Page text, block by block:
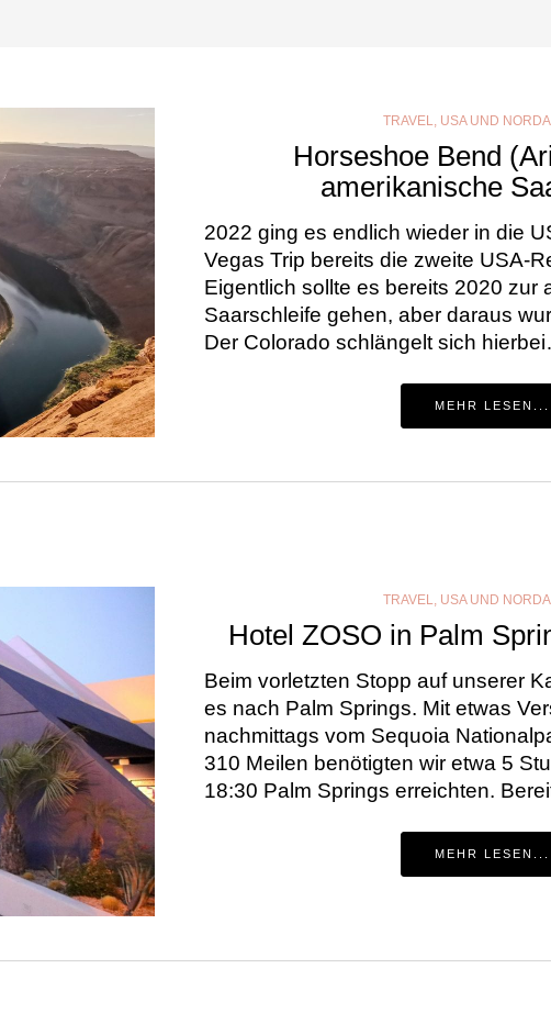
TRAVEL, USA UND
Horseshoe Bend
amerikanische
2022 ging es endlich wieder in die
Vegas Trip bereits die zweite USA-
Eigentlich sollte es bereits 2020 zur
Saarschleife gehen, aber daraus
Der Colorado schlängelt sich
MEHR LESEN...
TRAVEL, USA UND
Hotel ZOSO in Palm
Beim vorletzten Stopp auf unserer
es nach Palm Springs. Mit etwas
nachmittags vom Sequoia
310 Meilen benötigten wir etwa 5
18:30 Palm Springs erreichten.
MEHR LESEN...